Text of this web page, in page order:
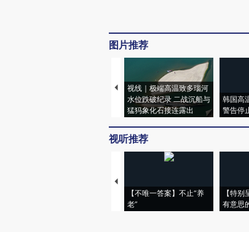
图片推荐
视线｜极端高温致多瑙河
水位跌破纪录 二战沉船与
猛犸象化石接连露出
韩国高
警告停
视听推荐
【不唯一答案】不止“养
老”
【特
有意思